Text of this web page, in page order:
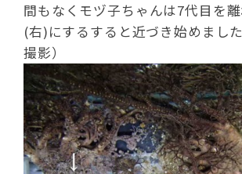
間もなくモヅ子ちゃんは7代目を
(右)にするすると近づき始めまし
撮影）